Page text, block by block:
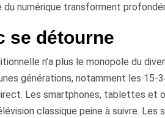
du numérique transforment
se détourne
n’a plus le monopole du
générations, notamment les 15-
Les smartphones, tablettes et
classique peine à suivre. Les